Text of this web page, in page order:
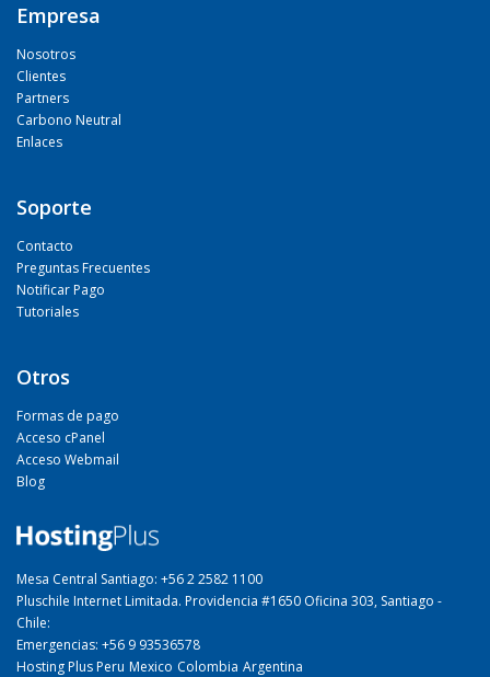
Empresa
Nosotros
Clientes
Partners
Carbono Neutral
Enlaces
Soporte
Contacto
Preguntas Frecuentes
Notificar Pago
Tutoriales
Otros
Formas de pago
Acceso cPanel
Acceso Webmail
Blog
Mesa Central Santiago: +56 2 2582 1100
Pluschile Internet Limitada. Providencia #1650 Oficina 303, Santiago -
Chile:
Emergencias: +56 9 93536578
Hosting Plus Peru Mexico Colombia Argentina